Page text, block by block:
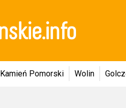
Kamień Pomorski Wolin